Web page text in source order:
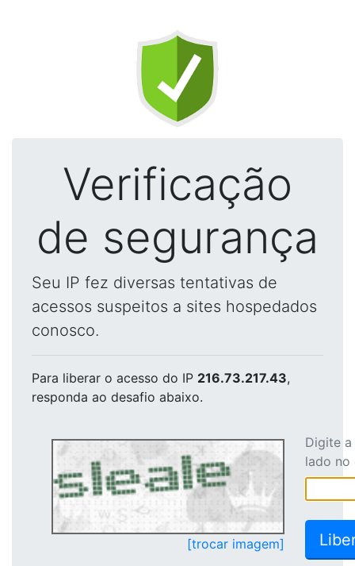
Verificação
de segurança
Seu IP fez diversas tentativas de
acessos suspeitos a sites hospedados
conosco.
Para liberar o acesso do IP 216.73.217.43,
responda ao desafio abaixo.
[trocar imagem]
Digite
lado no